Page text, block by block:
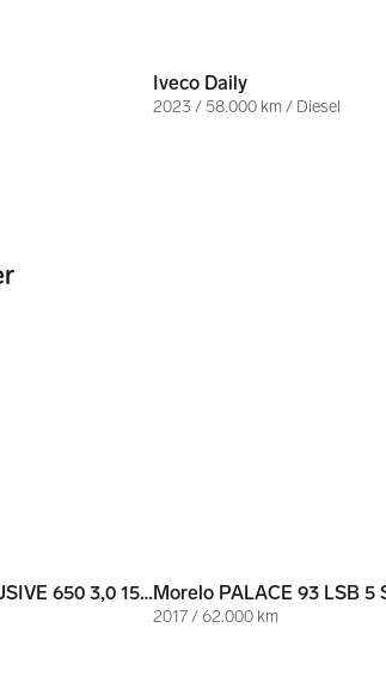
Iveco Daily
2023 / 58.000 km / Diesel
Hobby TOSKANA EXCLUSIVE 650 3,0 157 HK | 3500 KG | NY FUKTTEST | LAV KM.STAND!
2017 / 62.000 km